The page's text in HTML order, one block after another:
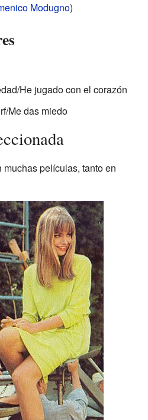
Modugno)
He jugado con el corazón
Me das miedo
películas, tanto en